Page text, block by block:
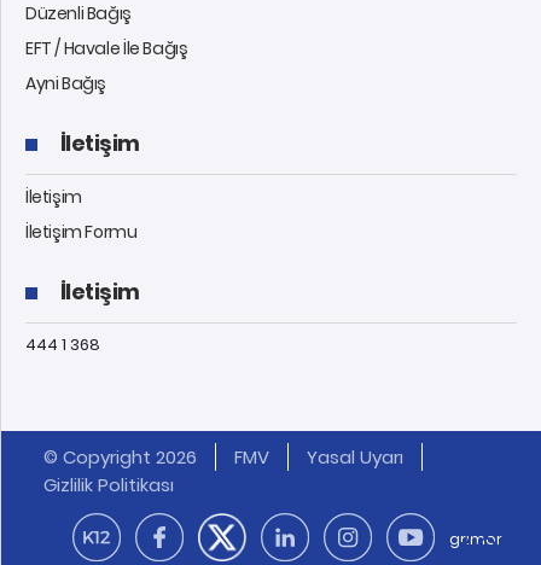
Düzenli Bağış
EFT / Havale İle Bağış
Ayni Bağış
İletişim
İletişim
İletişim Formu
İletişim
444 1 368
© Copyright 2026 FMV
Yasal Uyarı
Gizlilik Politikası
grimor